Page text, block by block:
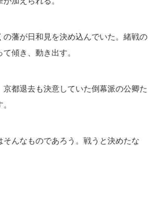
の藩が日和見を決め込んでいた。緒戦の
傾き、動き出す。
京都退去も決意していた倒幕派の公卿た
そんなものであろう。戦うと決めたな